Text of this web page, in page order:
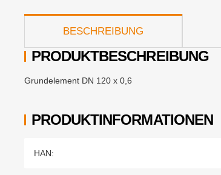
weitere Registerkarten anzeigen
BESCHREIBUNG
PRODUKTINFORMATIONEN
Produkteigenschaft
Wert
HAN:
PRODUKTBESCHREIBUNG
Grundelement DN 120 x 0,6